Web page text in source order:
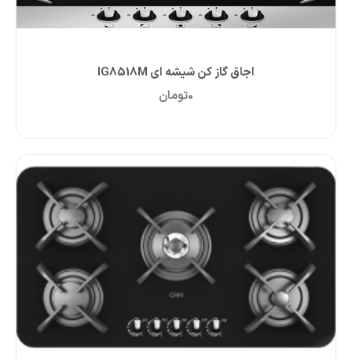
اجاق گاز کن شیشه ای IG8518M
0تومان